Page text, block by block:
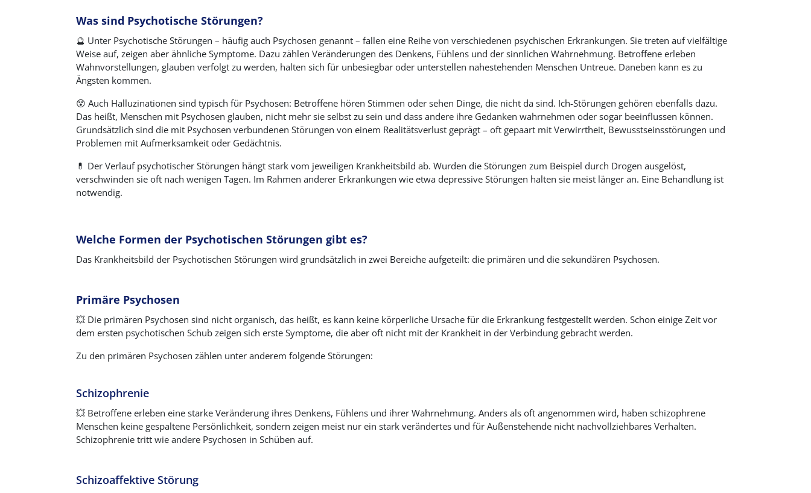
Was sind Psychotische Störungen?
🔮 Unter Psychotische Störungen – häufig auch Psychosen genannt – fallen eine Reihe von verschiedenen psychischen Erkrankungen. Sie treten auf vielfältige
Weise auf, zeigen aber ähnliche Symptome. Dazu zählen Veränderungen des Denkens, Fühlens und der sinnlichen Wahrnehmung. Betroffene erleben
Wahnvorstellungen, glauben verfolgt zu werden, halten sich für unbesiegbar oder unterstellen nahestehenden Menschen Untreue. Daneben kann es zu
Ängsten kommen.
😵 Auch Halluzinationen sind typisch für Psychosen: Betroffene hören Stimmen oder sehen Dinge, die nicht da sind. Ich-Störungen gehören ebenfalls dazu.
Das heißt, Menschen mit Psychosen glauben, nicht mehr sie selbst zu sein und dass andere ihre Gedanken wahrnehmen oder sogar beeinflussen können.
Grundsätzlich sind die mit Psychosen verbundenen Störungen von einem Realitätsverlust geprägt – oft gepaart mit Verwirrtheit, Bewusstseinsstörungen und
Problemen mit Aufmerksamkeit oder Gedächtnis.
💊 Der Verlauf psychotischer Störungen hängt stark vom jeweiligen Krankheitsbild ab. Wurden die Störungen zum Beispiel durch Drogen ausgelöst,
verschwinden sie oft nach wenigen Tagen. Im Rahmen anderer Erkrankungen wie etwa depressive Störungen halten sie meist länger an. Eine Behandlung ist
notwendig.
Welche Formen der Psychotischen Störungen gibt es?
Das Krankheitsbild der Psychotischen Störungen wird grundsätzlich in zwei Bereiche aufgeteilt: die primären und die sekundären Psychosen.
Primäre Psychosen
💥 Die primären Psychosen sind nicht organisch, das heißt, es kann keine körperliche Ursache für die Erkrankung festgestellt werden. Schon einige Zeit vor
dem ersten psychotischen Schub zeigen sich erste Symptome, die aber oft nicht mit der Krankheit in der Verbindung gebracht werden.
Zu den primären Psychosen zählen unter anderem folgende Störungen:
Schizophrenie
💥 Betroffene erleben eine starke Veränderung ihres Denkens, Fühlens und ihrer Wahrnehmung. Anders als oft angenommen wird, haben schizophrene
Menschen keine gespaltene Persönlichkeit, sondern zeigen meist nur ein stark verändertes und für Außenstehende nicht nachvollziehbares Verhalten.
Schizophrenie tritt wie andere Psychosen in Schüben auf.
Schizoaffektive Störung